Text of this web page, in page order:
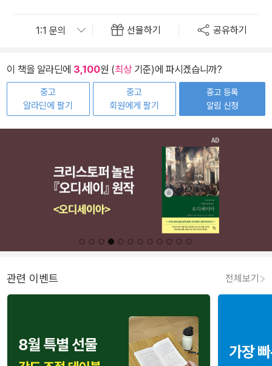
선물하기 공유하기
이 책을 알라딘에 3,100원 (최상기준)에 파시겠습니까?
중고
알라딘에 팔기
중고
회원에게 팔기
중고 등록
알림 신청
관련 이벤트 전체보기